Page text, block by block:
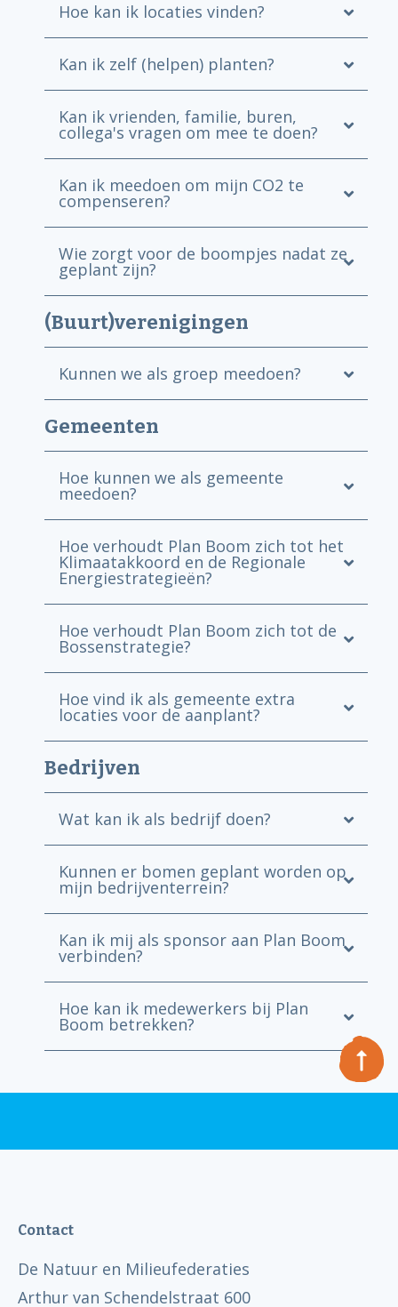
Hoe kan ik locaties vinden?
Kan ik zelf (helpen) planten?
Kan ik vrienden, familie, buren,
collega's vragen om mee te doen?
Kan ik meedoen om mijn CO2 te
compenseren?
Wie zorgt voor de boompjes nadat ze
geplant zijn?
(Buurt)verenigingen
Kunnen we als groep meedoen?
Gemeenten
Hoe kunnen we als gemeente
meedoen?
Hoe verhoudt Plan Boom zich tot het
Klimaatakkoord en de Regionale
Energiestrategieën?
Hoe verhoudt Plan Boom zich tot de
Bossenstrategie?
Hoe vind ik als gemeente extra
locaties voor de aanplant?
Bedrijven
Wat kan ik als bedrijf doen?
Kunnen er bomen geplant worden op
mijn bedrijventerrein?
Kan ik mij als sponsor aan Plan Boom
verbinden?
Hoe kan ik medewerkers bij Plan
Boom betrekken?
Contact
De Natuur en Milieufederaties
Arthur van Schendelstraat 600